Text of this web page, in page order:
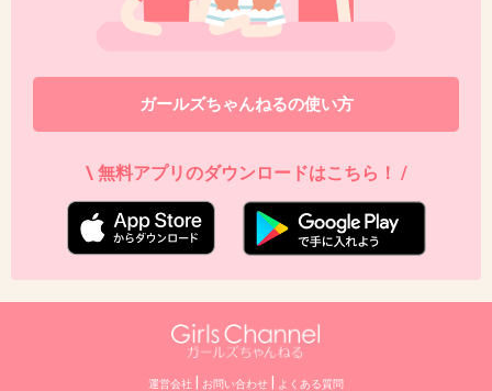
ガールズちゃんねるの使い方
\ 無料アプリのダウンロードはこちら！ /
運営会社 お問い合わせ よくある質問